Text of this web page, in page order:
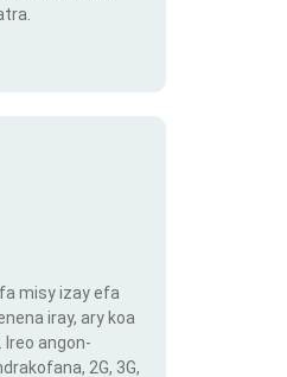
misy izay efa
iray, ary koa
angon-
2G, 3G,